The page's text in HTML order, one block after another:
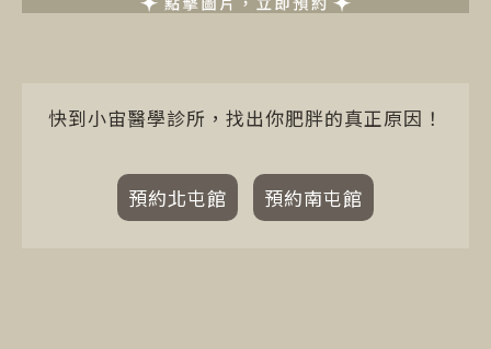
快到小宙醫學診所，找出你肥胖的真正原因！
預約北屯館 預約南屯館